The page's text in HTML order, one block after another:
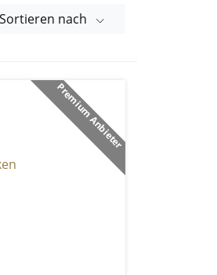
Sortieren nach
Premium Anbieter